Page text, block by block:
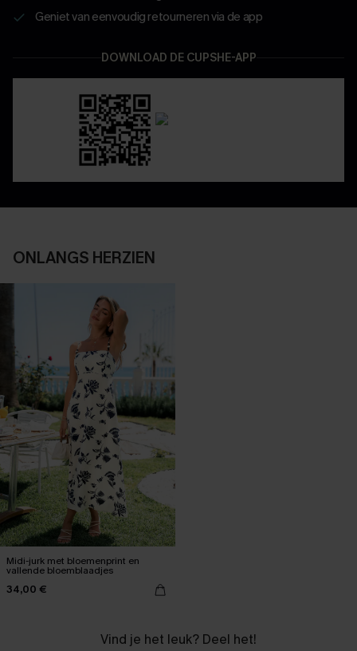
Geniet van eenvoudig retourneren via de app
DOWNLOAD DE CUPSHE-APP
ONLANGS HERZIEN
Midi-jurk met bloemenprint en
vallende bloemblaadjes
34,00 €
Vind je het leuk? Deel het!